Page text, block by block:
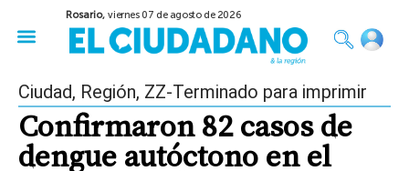
Rosario,viernes 07 de agosto de 2026
Ciudad, Región, ZZ-Terminado para imprimir
Confirmaron 82 casos de
dengue autóctono en el